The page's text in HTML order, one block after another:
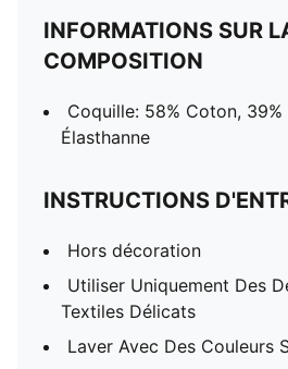
INFORMATIONS SUR
COMPOSITION
Coquille: 58% Coton, 39%
Élasthanne
INSTRUCTIONS
Hors décoration
Utiliser Uniquement Des
Textiles Délicats
Laver Avec Des Couleurs